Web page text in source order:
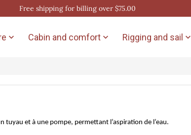
Free shipping for billing over $75.00
 Cabin and comfort  Rigging and sail 
tuyau et à une pompe, permettant l’aspiration de l’eau.